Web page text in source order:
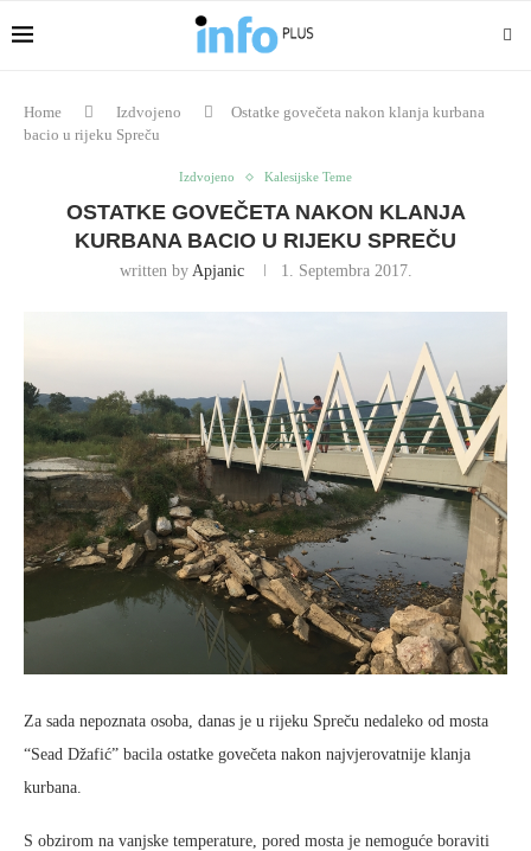
Home Izdvojeno
Ostatke govečeta nakon klanja kurbana
bacio u rijeku Spreču
Izdvojeno Kalesijske Teme
OSTATKE GOVEČETA NAKON KLANJA
KURBANA BACIO U RIJEKU SPREČU
written by Apjanic 1. Septembra 2017.
Za sada nepoznata osoba, danas je u rijeku Spreču nedaleko od mosta
“Sead Džafić” bacila ostatke govečeta nakon najvjerovatnije klanja
kurbana.
S obzirom na vanjske temperature, pored mosta je nemoguće boraviti